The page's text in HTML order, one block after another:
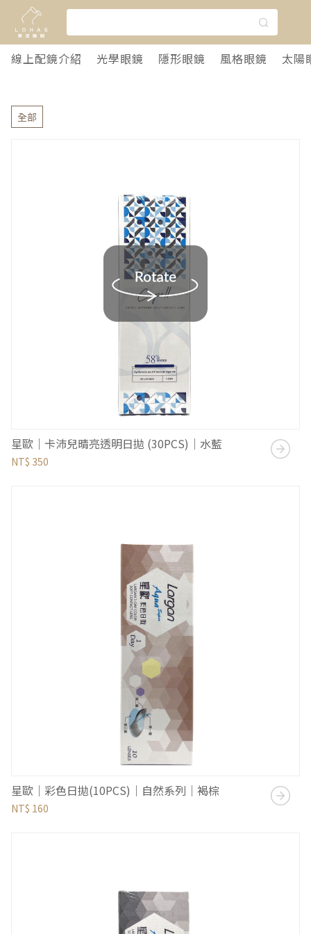
線上配鏡介紹 光學眼鏡 隱形眼鏡 風格眼鏡 太陽
全部
星歐｜卡沛兒晴亮透明日拋 (30PCS)｜水藍
NT$ 350
星歐｜彩色日拋(10PCS)｜自然系列｜褐棕
NT$ 160